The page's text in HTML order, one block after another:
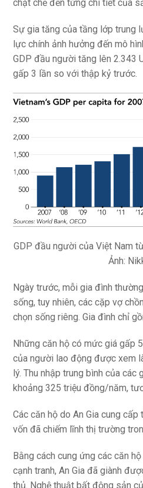
chặt chẽ đến từng chi tiết của
Sự gia tăng của tầng lớp trung
lực chính ảnh hưởng đến mô
GDP đầu người tăng lên 2.343
gấp 3 lần so với thập kỷ trước.
GDP đầu người của Việt Nam
Ảnh:
Ngày trước, mỗi gia đình
sống, tuy nhiên, các cặp vợ
chọn sống riêng. Gia đình chỉ
Những căn hộ có mức giá gấp
của người lao động được xem
lý. Thu nhập trung bình của các
khoảng 325 triệu đồng/năm,
Các căn hộ do An Gia cung cấp
vốn đã chiếm lĩnh thị trường
Bằng cách cung ứng các căn
cạnh tranh, An Gia đã giành
thủ. Nghệ thuật bất động sản